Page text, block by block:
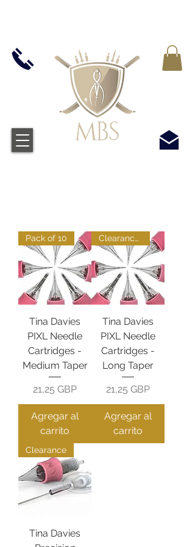
Pack of 10
Tina Davies
PIXL Needle
Cartridges -
Medium Taper
Precio
21,25 GBP
Agregar al
carrito
Clearance : Pack of 10
Tina Davies
PIXL Needle
Cartridges -
Long Taper
Precio
21,25 GBP
Agregar al
carrito
Clearance
Tina Davies